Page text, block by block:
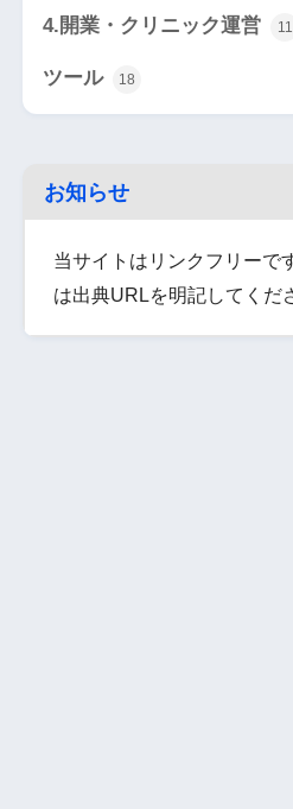
4.開業・クリニック運営 11
ツール 18
お知らせ
当サイトはリンクフリーで
は出典URLを明記してくだ